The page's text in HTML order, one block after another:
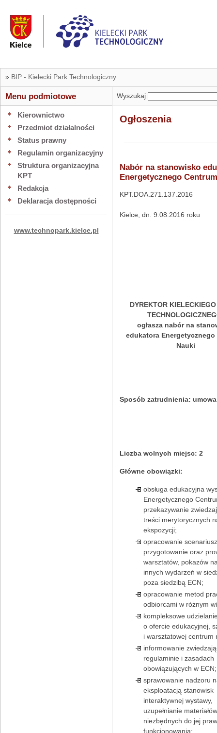
» BIP - Kielecki Park Technologiczny
Menu podmiotowe
Kierownictwo
Przedmiot działalności
Status prawny
Regulamin organizacyjny
Struktura organizacyjna
KPT
Redakcja
Deklaracja dostępności
www.technopark.kielce.pl
Wyszukaj
Ogłoszenia
Nabór na stanowisko
Energetycznego
KPT.DOA.271.137.2016
Kielce, dn. 9.08.2016 roku
DYREKTOR
ogłasza nabór na
edukatora Energetycznego
Nauki
Sposób zatrudnienia:
Liczba wolnych miejsc: 2
Główne obowiązki:
obsługa edukacyjna
Energetycznego
przekazywanie
treści merytorycznych
ekspozycji;
opracowanie
przygotowanie oraz
warsztatów, pokazów
innych wydarzeń w
poza siedzibą ECN;
opracowanie metod
odbiorcami w różnym
kompleksowe
o ofercie edukacyjnej,
i warsztatowej centrum
informowanie
regulaminie i zasadach
obowiązujących w ECN;
sprawowanie nadzoru
eksploatacją stanowisk
interaktywnej wystawy,
uzupełnianie materiałów
niezbędnych do jej
funkcjonowania;